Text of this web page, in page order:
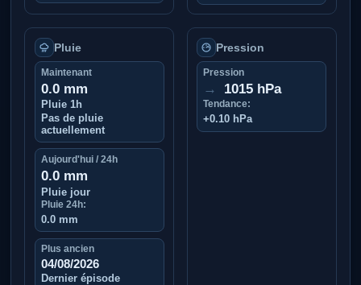
Pluie
Maintenant
0.0 mm
Pluie 1h
Pas de pluie
actuellement
Aujourd'hui / 24h
0.0 mm
Pluie jour
Pluie 24h:
0.0 mm
Plus ancien
04/08/2026
Dernier épisode
Pression
Pression
→ 1015 hPa
Tendance:
+0.10 hPa